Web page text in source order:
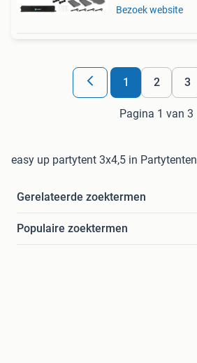
Bezoek website
1 2 3
Pagina 1 van 3
easy up partytent 3x4,5 in Partytenten
Gerelateerde zoektermen
Populaire zoektermen